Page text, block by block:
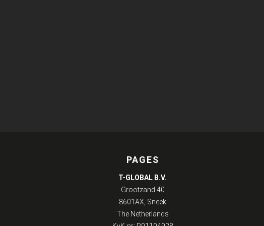
PAGES
T-GLOBAL B.V.
Grootzand 40
8601AX, Sneek
The Netherlands